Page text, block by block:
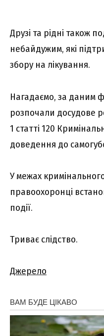
Друзі та рідні також
небайдужим, які
збору на лікування.
Нагадаємо, за даним
розпочали досудове
1 статті 120
доведення до
У межах
правоохоронці
події.
Триває слідство.
Джерело